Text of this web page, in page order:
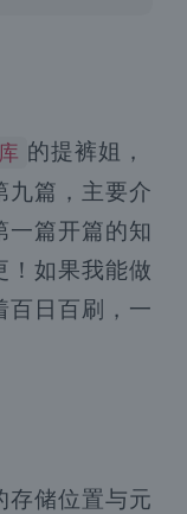
的提裤姐，
九篇，主要介
一篇开篇的知
！如果我能做
百日百刷，一
存储位置与元